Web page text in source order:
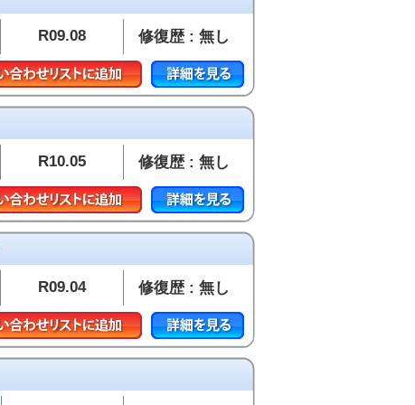
R09.08 修復歴 : 無し
R10.05 修復歴 : 無し
R09.04 修復歴 : 無し